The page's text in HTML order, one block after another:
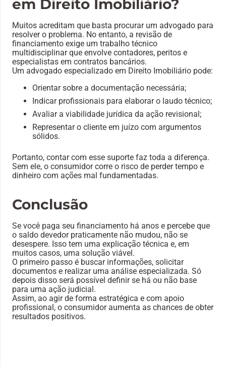
em Direito Imobiliário?
Muitos acreditam que basta procurar um advogado para
resolver o problema. No entanto, a revisão de
financiamento exige um trabalho técnico
multidisciplinar que envolve contadores, peritos e
especialistas em contratos bancários.
Um advogado especializado em Direito Imobiliário pode:
Orientar sobre a documentação necessária;
Indicar profissionais para elaborar o laudo técnico;
Avaliar a viabilidade jurídica da ação revisional;
Representar o cliente em juízo com argumentos
sólidos.
Portanto, contar com esse suporte faz toda a diferença.
Sem ele, o consumidor corre o risco de perder tempo e
dinheiro com ações mal fundamentadas.
Conclusão
Se você paga seu financiamento há anos e percebe que
o saldo devedor praticamente não mudou, não se
desespere. Isso tem uma explicação técnica e, em
muitos casos, uma solução viável.
O primeiro passo é buscar informações, solicitar
documentos e realizar uma análise especializada. Só
depois disso será possível definir se há ou não base
para uma ação judicial.
Assim, ao agir de forma estratégica e com apoio
profissional, o consumidor aumenta as chances de obter
resultados positivos.